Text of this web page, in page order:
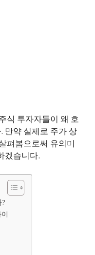
식 투자자들이 왜 호
만약 실제로 주가 상
펴봄으로써 유의미
겠습니다.